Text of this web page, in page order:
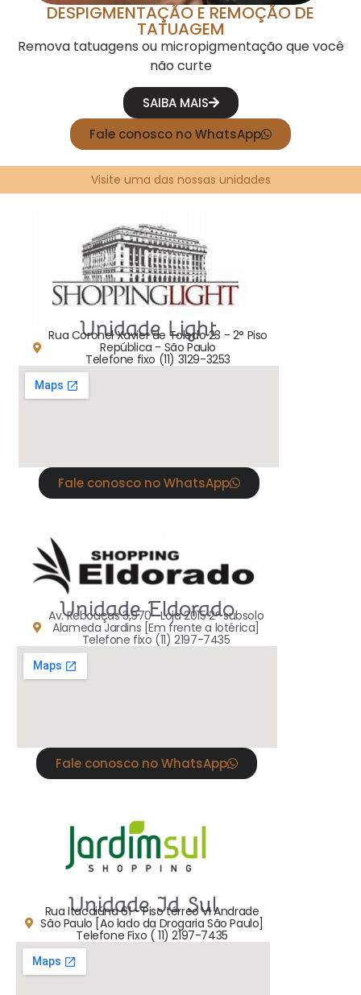
DESPIGMENTAÇÃO E REMOÇÃO DE
TATUAGEM
Remova tatuagens ou micropigmentação que você
não curte
SAIBA MAIS
Fale conosco no WhatsApp
Visite uma das nossas unidades
Unidade Light
Rua Coronel Xavier de Toledo 23 - 2° Piso
República - São Paulo
Telefone fixo (11) 3129-3253
Fale conosco no WhatsApp
Unidade Eldorado
Av. Rebouças 3,970- Loja 20152° subsolo
Alameda Jardins [Em frente a lotérica]
Telefone fixo (11) 2197-7435
Fale conosco no WhatsApp
Unidade Jd Sul
Rua Itacaiúna 61 - Piso térreo VI Andrade
São Paulo [Ao lado da Drogaria São Paulo]
Telefone Fixo ( 11) 2197-7435